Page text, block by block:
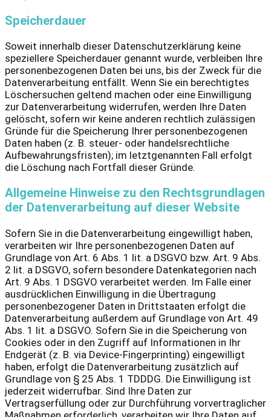
Speicherdauer
Soweit innerhalb dieser Datenschutzerklärung keine
speziellere Speicherdauer genannt wurde, verbleiben Ihre
personenbezogenen Daten bei uns, bis der Zweck für die
Datenverarbeitung entfällt. Wenn Sie ein berechtigtes
Löschersuchen geltend machen oder eine Einwilligung
zur Datenverarbeitung widerrufen, werden Ihre Daten
gelöscht, sofern wir keine anderen rechtlich zulässigen
Gründe für die Speicherung Ihrer personenbezogenen
Daten haben (z. B. steuer- oder handelsrechtliche
Aufbewahrungsfristen); im letztgenannten Fall erfolgt
die Löschung nach Fortfall dieser Gründe.
Allgemeine Hinweise zu den Rechtsgrundlagen
der Datenverarbeitung auf dieser Website
Sofern Sie in die Datenverarbeitung eingewilligt haben,
verarbeiten wir Ihre personenbezogenen Daten auf
Grundlage von Art. 6 Abs. 1 lit. a DSGVO bzw. Art. 9 Abs.
2 lit. a DSGVO, sofern besondere Datenkategorien nach
Art. 9 Abs. 1 DSGVO verarbeitet werden. Im Falle einer
ausdrücklichen Einwilligung in die Übertragung
personenbezogener Daten in Drittstaaten erfolgt die
Datenverarbeitung außerdem auf Grundlage von Art. 49
Abs. 1 lit. a DSGVO. Sofern Sie in die Speicherung von
Cookies oder in den Zugriff auf Informationen in Ihr
Endgerät (z. B. via Device-Fingerprinting) eingewilligt
haben, erfolgt die Datenverarbeitung zusätzlich auf
Grundlage von § 25 Abs. 1 TDDDG. Die Einwilligung ist
jederzeit widerrufbar. Sind Ihre Daten zur
Vertragserfüllung oder zur Durchführung vorvertraglicher